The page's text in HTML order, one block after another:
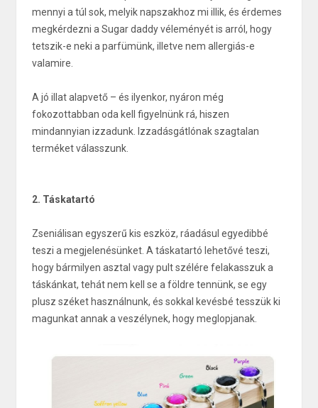
mennyi a túl sok, melyik napszakhoz mi illik, és érdemes
megkérdezni a Sugar daddy véleményét is arról, hogy
tetszik-e neki a parfümünk, illetve nem allergiás-e
valamire.
A jó illat alapvető – és ilyenkor, nyáron még
fokozottabban oda kell figyelnünk rá, hiszen
mindannyian izzadunk. Izzadásgátlónak szagtalan
terméket válasszunk.
2. Táskatartó
Zseniálisan egyszerű kis eszköz, ráadásul egyedibbé
teszi a megjelenésünket. A táskatartó lehetővé teszi,
hogy bármilyen asztal vagy pult szélére felakasszuk a
táskánkat, tehát nem kell se a földre tennünk, se egy
plusz széket használnunk, és sokkal kevésbé tesszük ki
magunkat annak a veszélynek, hogy meglopjanak.